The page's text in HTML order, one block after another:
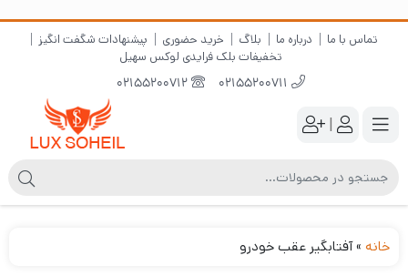
تماس با ما درباره ما بلاگ خرید حضوری
پیشنهادات شگفت انگیز
تخفیفات بلک فرایدی لوکس سهیل
|
خانه »آفتابگیر عقب خودرو